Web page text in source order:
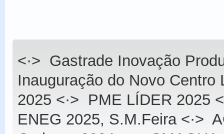
<·> Gastrade Inovação
Inauguração do Novo Centro
2025 <·> PME LÍDER 2025
ENEG 2025, S.M.Feira<·>